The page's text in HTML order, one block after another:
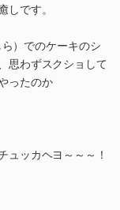
しです。
）でのケーキのシ
思わずスクショして
ったのか
ュッカヘヨ～～～！